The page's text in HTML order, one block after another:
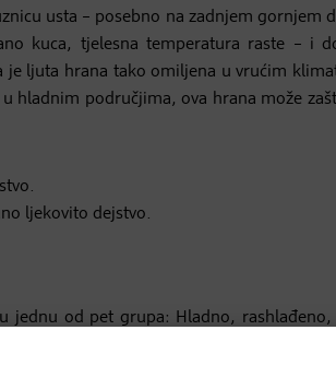
usta – posebno na zadnjem gornjem
kuca, tjelesna temperatura raste – i
ljuta hrana tako omiljena u vrućim
hladnim područjima, ova hrana može
ljekovito dejstvo.
jednu od pet grupa: Hladno,
medicinom teži zlatnoj sredini,
rashlađeno. Vrući i hladni sastojci se